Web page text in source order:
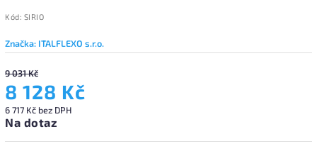
Kód: SIRIO
Značka: ITALFLEXO s.r.o.
9 031 Kč
8 128 Kč
6 717 Kč bez DPH
Na dotaz